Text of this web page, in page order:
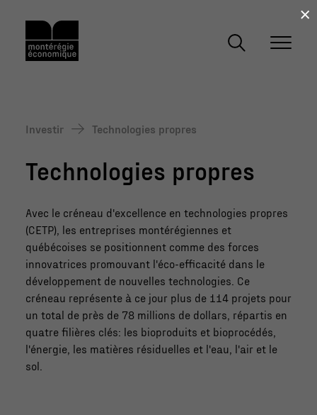
Investir Technologies propres
Technologies propres
Avec le créneau d'excellence en technologies propres
(CETP), les entreprises montérégiennes et
québécoises se positionnent comme des forces
innovatrices promouvant l'éco-efficacité dans le
développement de nouvelles technologies. Ce
créneau représente à ce jour plus de 114 projets pour
un total de près de 78 millions de dollars, répartis en
quatre filières clés: les bioproduits et bioprocédés,
l'énergie, les matières résiduelles et l'eau, l'air et le
sol.
×